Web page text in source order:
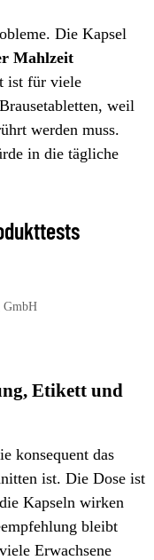
Die Kapsel
Mahlzeit
ist für viele
weil
werden muss.
in die tägliche
GmbH
Etikett und
konsequent das
ist. Die Dose ist
Kapseln wirken
bleibt
Erwachsene